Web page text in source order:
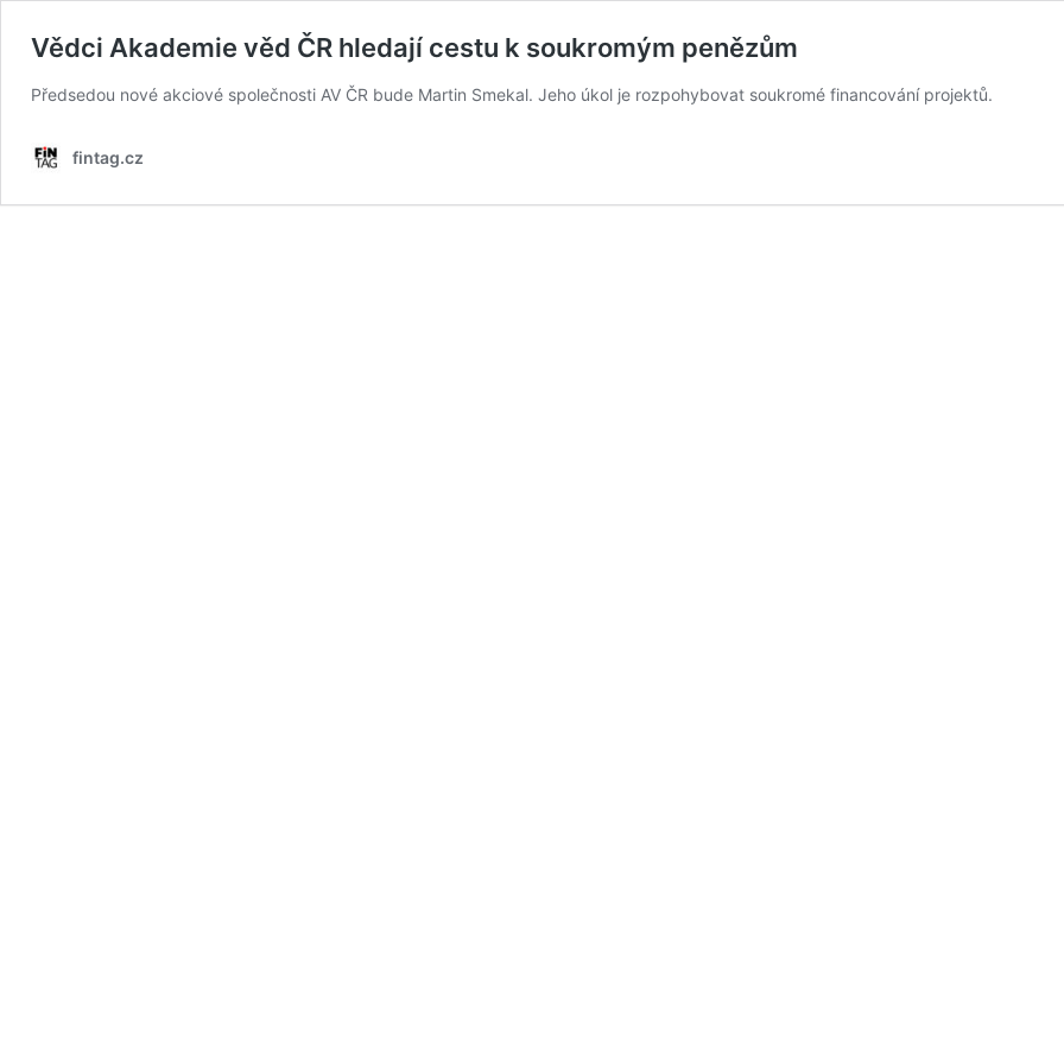
Vědci Akademie věd ČR hledají cestu k soukromým penězům
Předsedou nové akciové společnosti AV ČR bude Martin Smekal. Jeho úkol je rozpohybovat soukromé financování projektů.
fintag.cz